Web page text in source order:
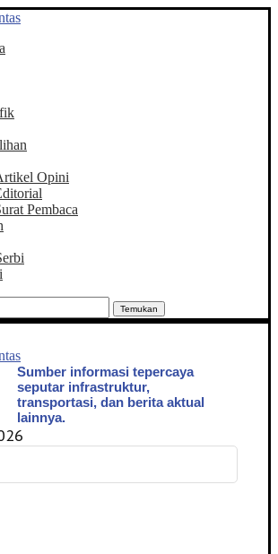
Opini
Pembaca
Temukan
Sumber informasi tepercaya
seputar infrastruktur,
transportasi, dan berita aktual
lainnya.